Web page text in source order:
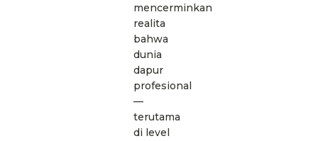
mencerminkan
realita
bahwa
dunia
dapur
profesional
—
terutama
di level